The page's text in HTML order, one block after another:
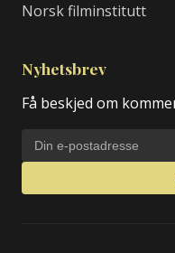
Norsk filminstitutt
Nyhetsbrev
Få beskjed om